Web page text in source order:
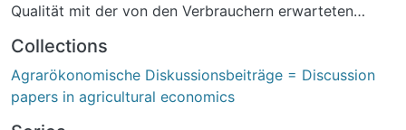
Qualität mit der von den Verbrauchern erwarteten
fordern eine spezifische Prozessqualität und zeichnen
sich durch ein hohes Kontroll- und Sanktionsniveau aus.
Das CMA-Prüfzeichen garantierte bis zu seiner
Collections
Agrarökonomische Diskussionsbeiträge = Discussion
papers in agricultural economics